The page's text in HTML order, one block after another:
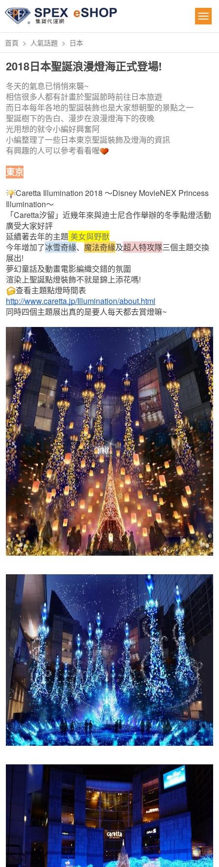
首頁 人氣話題 日本
2018日本聖誕浪漫燈海正式登場!
冬天的氣息已悄悄來襲~
相信很多人都有計畫於聖誕節時前往日本旅遊
而日本每年各地的聖誕裝飾也是大家想朝聖的景點之一
聖誕樹下的告白、漫步在浪漫燈海下的夜晚
光用想的就令小編好興奮阿
小編整理了一些日本東京聖誕裝飾及燈海的資訊
有興趣的人可以參考看看喔
東京
Caretta Illumination 2018 ～Disney MovieNEX Princess
Illumination～
「Caretta汐留」近幾年來與迪士尼合作舉辦的冬季點燈活動
廣受大家好評
延續著去年的主題 美女與野獸
今年增加了冰雪奇緣、 魔法奇緣及超人特攻隊三個主題交換
展出!
夢幻童話及動畫電影編織交錯的氛圍
渲染上聖誕點燈裝飾不就是錦上添花嗎!
查看主題點燈時間表
http://www.caretta.jp/Illumination/about.html
同時四個主題展出真的是要人每天都去賞燈嘛~